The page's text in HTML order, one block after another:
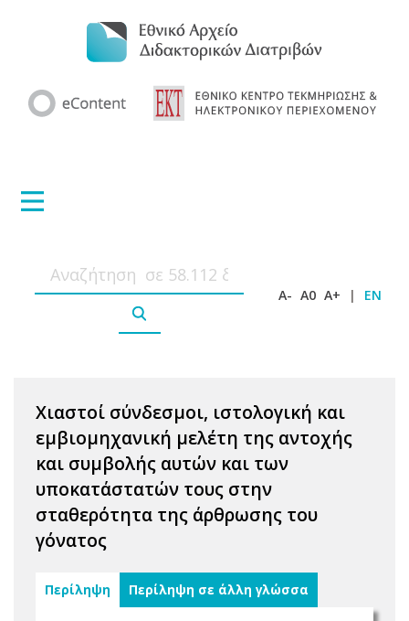
A- A0 A+ | EN
Χιαστοί σύνδεσμοι, ιστολογική και
εμβιομηχανική μελέτη της αντοχής
και συμβολής αυτών και των
υποκατάστατών τους στην
σταθερότητα της άρθρωσης του
γόνατος
Περίληψη Περίληψη σε άλλη γλώσσα